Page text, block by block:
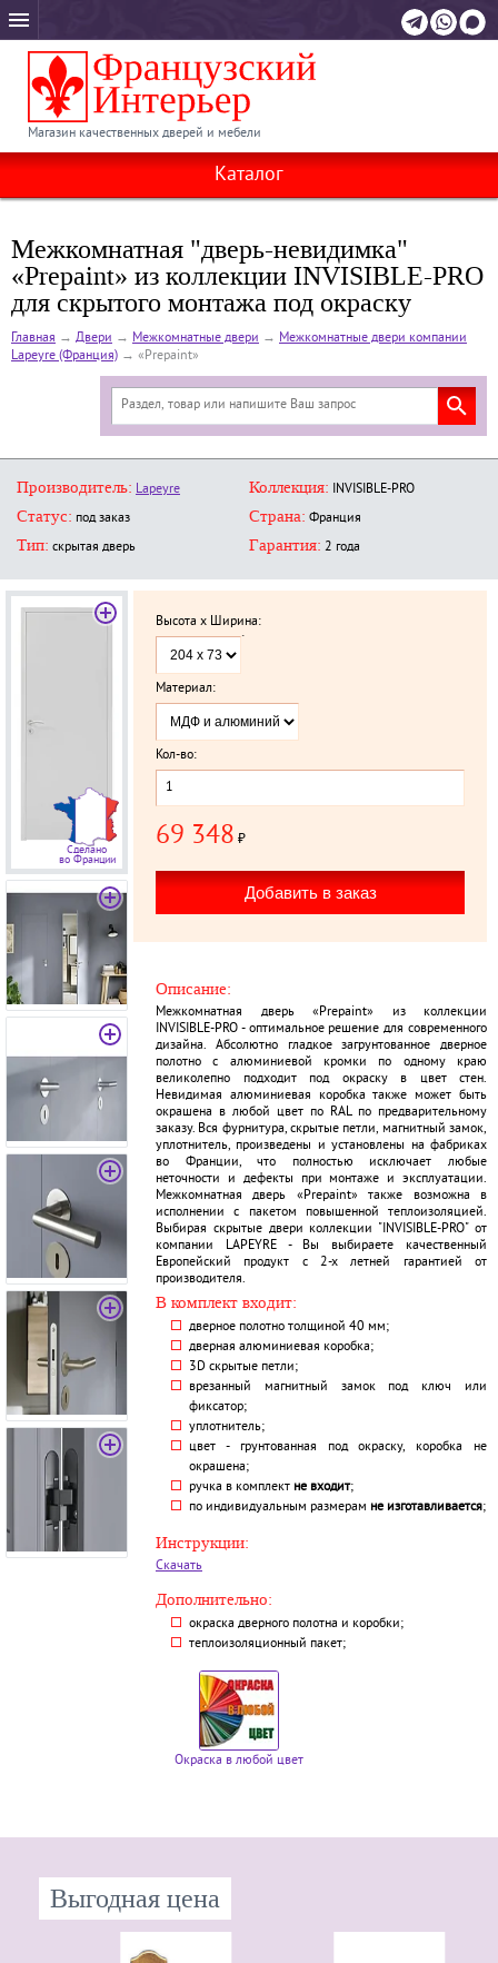
Магазин качественных дверей и мебели
Каталог
Межкомнатная "дверь-невидимка"
«Prepaint» из коллекции INVISIBLE-PRO
для скрытого монтажа под окраску
Главная → Двери → Межкомнатные двери → Межкомнатные двери компании
Lapeyre (Франция) → «Prepaint»
Производитель: Lapeyre Коллекция: INVISIBLE-PRO
Статус: под заказ Страна: Франция
Тип: скрытая дверь Гарантия: 2 года
Сделано
во Франции
Высота x Ширина:
Материал:
Кол-во:
`
69 348 ₽
Описание:
Межкомнатная дверь «Prepaint» из коллекции
INVISIBLE-PRO - оптимальное решение для современного
дизайна. Абсолютно гладкое загрунтованное дверное
полотно с алюминиевой кромки по одному краю
великолепно подходит под окраску в цвет стен.
Невидимая алюминиевая коробка также может быть
окрашена в любой цвет по RAL по предварительному
заказу. Вся фурнитура, скрытые петли, магнитный замок,
уплотнитель, произведены и установлены на фабриках
во Франции, что полностью исключает любые
неточности и дефекты при монтаже и эксплуатации.
Межкомнатная дверь «Prepaint» также возможна в
исполнении с пакетом повышенной теплоизоляцией.
Выбирая скрытые двери коллекции "INVISIBLE-PRO" от
компании LAPEYRE - Вы выбираете качественный
Европейский продукт с 2-х летней гарантией от
производителя.
В комплект входит:
дверное полотно толщиной 40 мм;
дверная алюминиевая коробка;
3D скрытые петли;
врезанный магнитный замок под ключ или
фиксатор;
уплотнитель;
цвет - грунтованная под окраску, коробка не
окрашена;
ручка в комплект не входит;
по индивидуальным размерам не изготавливается;
Инструкции:
Скачать
Дополнительно:
окраска дверного полотна и коробки;
теплоизоляционный пакет;
Окраска в любой цвет
Выгодная цена